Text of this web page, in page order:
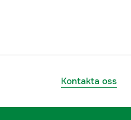
Kontakta oss